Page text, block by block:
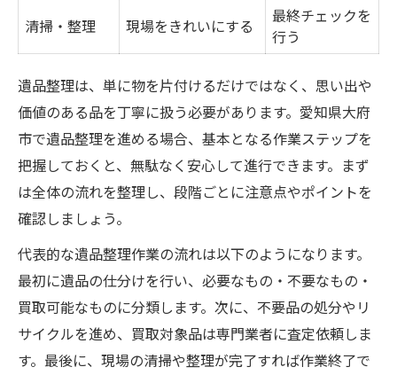
清掃・整理 現場をきれいにする
最終チェックを
行う
遺品整理は、単に物を片付けるだけではなく、思い出や
価値のある品を丁寧に扱う必要があります。愛知県大府
市で遺品整理を進める場合、基本となる作業ステップを
把握しておくと、無駄なく安心して進行できます。まず
は全体の流れを整理し、段階ごとに注意点やポイントを
確認しましょう。
代表的な遺品整理作業の流れは以下のようになります。
最初に遺品の仕分けを行い、必要なもの・不要なもの・
買取可能なものに分類します。次に、不要品の処分やリ
サイクルを進め、買取対象品は専門業者に査定依頼しま
す。最後に、現場の清掃や整理が完了すれば作業終了で